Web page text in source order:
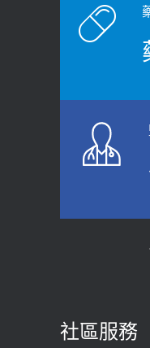
社區服務